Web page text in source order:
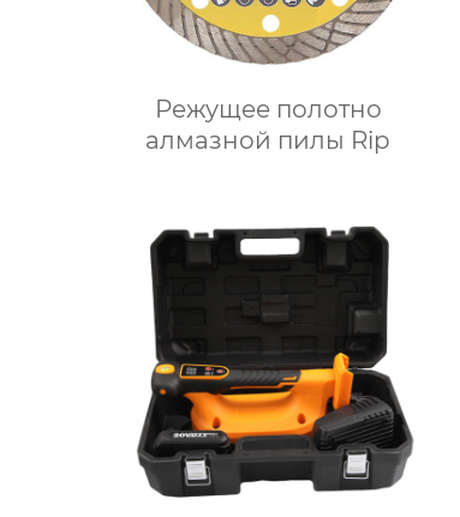
Режущее полотно
алмазной пилы Rip